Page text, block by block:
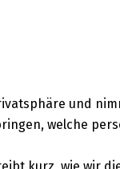
und
welche
kurz, wie wir